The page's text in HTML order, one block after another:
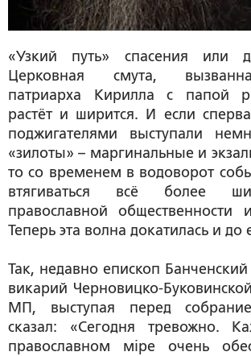
«Узкий путь» спасения или
Церковная смута,
патриарха Кирилла с папой
растёт и ширится. И если
поджигателями выступали
«зилоты» – маргинальные и
то со временем в водоворот
втягиваться всё более
православной общественности
Теперь эта волна докатилась и до
Так, недавно епископ
викарий Черновицко-
МП, выступая перед
сказал: «Сегодня тревожно.
православном мiре очень